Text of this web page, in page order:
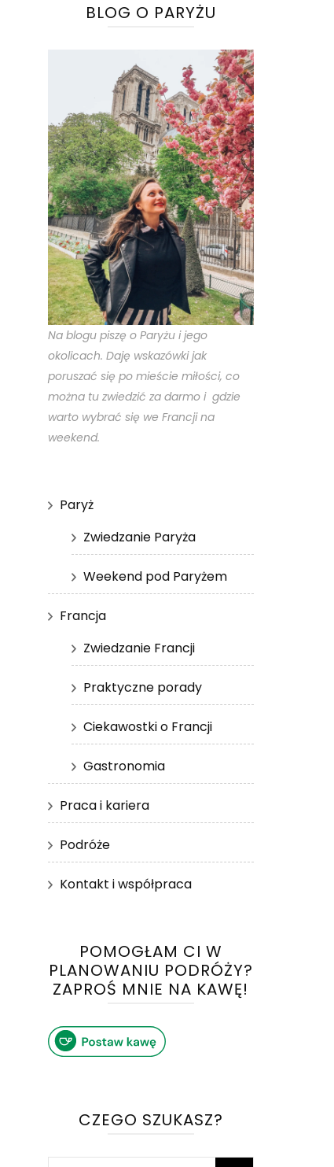
BLOG O PARYŻU
Na blogu piszę o Paryżu i jego
okolicach. Daję wskazówki jak
poruszać się po mieście miłości, co
można tu zwiedzić za darmo i gdzie
warto wybrać się we Francji na
weekend.
Paryż
Zwiedzanie Paryża
Weekend pod Paryżem
Francja
Zwiedzanie Francji
Praktyczne porady
Ciekawostki o Francji
Gastronomia
Praca i kariera
Podróże
Kontakt i współpraca
POMOGŁAM CI W
PLANOWANIU PODRÓŻY?
ZAPROŚ MNIE NA KAWĘ!
CZEGO SZUKASZ?